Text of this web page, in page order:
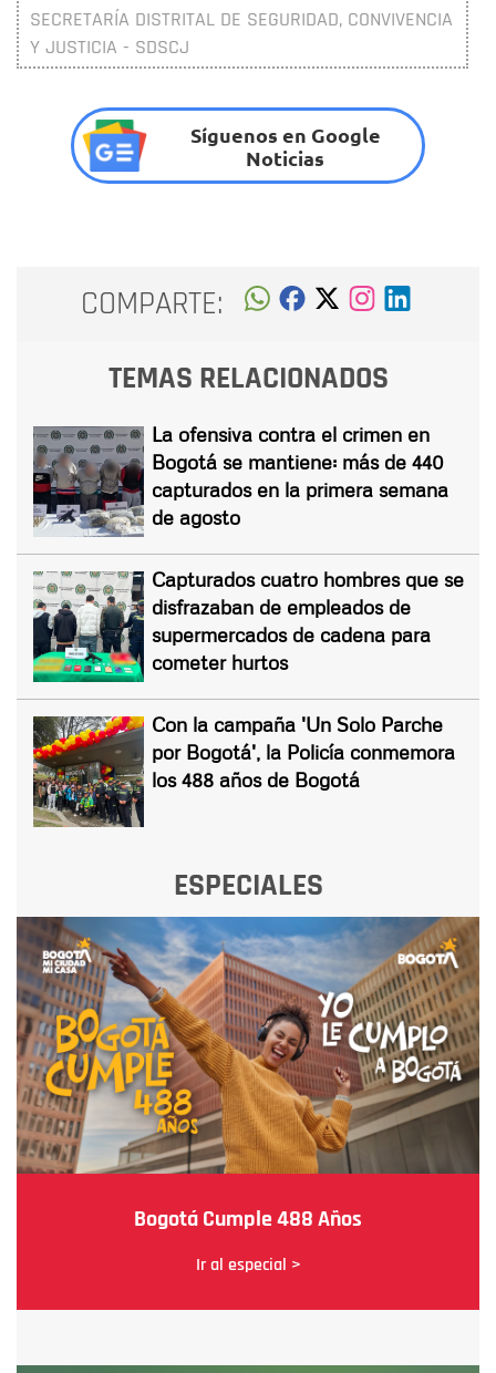
SECRETARÍA DISTRITAL DE SEGURIDAD, CONVIVENCIA
Y JUSTICIA - SDSCJ
Síguenos en Google
Noticias
COMPARTE:
TEMAS RELACIONADOS
La ofensiva contra el crimen en
Bogotá se mantiene: más de 440
capturados en la primera semana
de agosto
Capturados cuatro hombres que se
disfrazaban de empleados de
supermercados de cadena para
cometer hurtos
Con la campaña 'Un Solo Parche
por Bogotá', la Policía conmemora
los 488 años de Bogotá
ESPECIALES
Bogotá Cumple 488 Años
Ir al especial >